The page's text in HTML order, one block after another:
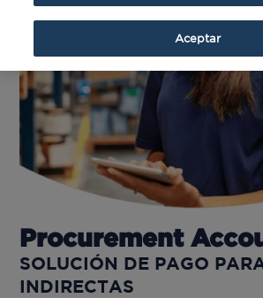
Procurement
SOLUCIÓN DE PAGO
INDIRECTAS
Aceptar